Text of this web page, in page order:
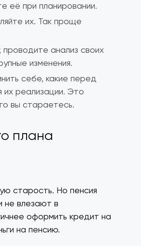
её при планировании.
их. Так проще
анализ своих
изменения.
себе, какие перед
их реализации. Это
вы стараетесь.
плана
старость. Но пенсия
не влезают в
оформить кредит на
на пенсию.